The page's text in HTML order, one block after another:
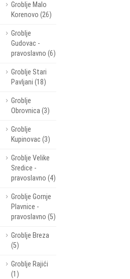
Groblje Malo
Korenovo (26)
Groblje
Gudovac -
pravoslavno (6)
Groblje Stari
Pavljani (18)
Groblje
Obrovnica (3)
Groblje
Kupinovac (3)
Groblje Velike
Sredice -
pravoslavno (4)
Groblje Gornje
Plavnice -
pravoslavno (5)
Groblje Breza
(5)
Groblje Rajići
(1)